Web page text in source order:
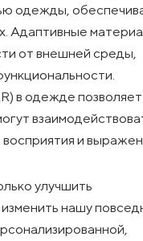
одежды,
Адаптивные
от внешней среды,
в одежде позволяет
и
улучшить
нашу